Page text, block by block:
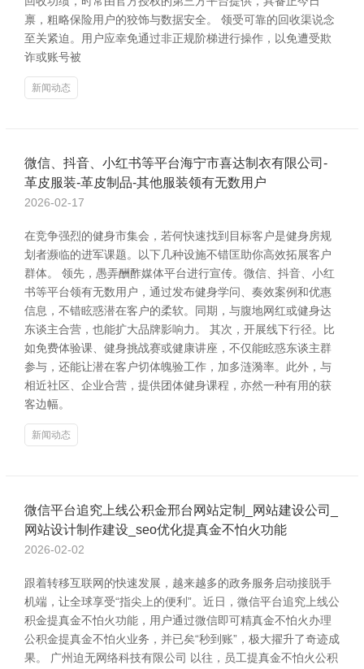
禀，粗略保险用户的狡饰与数据安全。 领受可靠的回收渠说念
至关紧迫。用户应幸免通过非正规阶梯进行操作，以免遭受欺
诈或账号被
新闻动态
微信、抖音、小红书等平台海宁市喜达制衣有限公司-
革皮服装-革皮制品-其他服装领有无数用户
2026-02-17
在竞争强烈的健身市集会，若何快速找到目标客户是健身房规
划者濒临的进军课题。以下几种设施不错匡助你高效拓展客户
群体。 领先，愚弄酬酢媒体平台进行宣传。微信、抖音、小红
书等平台领有无数用户，通过发布健身学问、奏效案例和优惠
信息，不错眩惑潜在客户的柔软。同期，与腹地网红或健身达
东谈主合营，也能扩大品牌影响力。 其次，开展线下行径。比
如免费体验课、健身挑战赛或健康讲座，不仅能眩惑东谈主群
参与，还能让潜在客户切体魄验工作，加多涟漪率。此外，与
相近社区、企业合营，提供团体健身课程，亦然一种有用的获
客边幅。
新闻动态
微信平台追究上线公积金邢台网站定制_网站建设公司_
网站设计制作建设_seo优化提真金不怕火功能
2026-02-02
跟着转移互联网的快速发展，越来越多的政务服务启动接脱手
机端，让全球享受“指尖上的便利”。近日，微信平台追究上线公
积金提真金不怕火功能，用户通过微信即可精真金不怕火办理
公积金提真金不怕火业务，并已矣“秒到账”，极大擢升了奇迹成
果。 广州迫无网络科技有限公司 以往，员工提真金不怕火公积